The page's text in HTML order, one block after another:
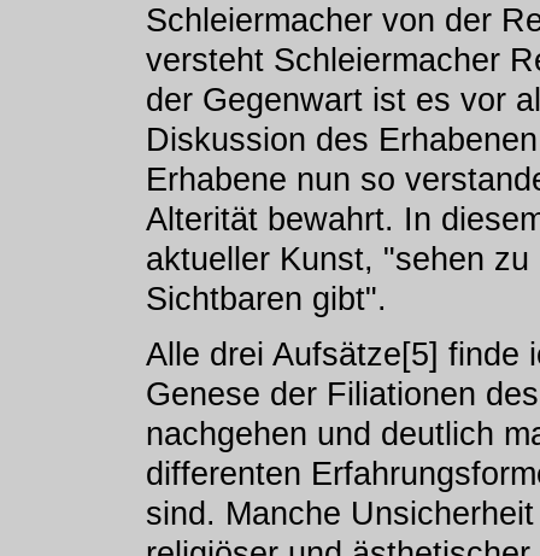
Schleiermacher von der
versteht Schleiermacher
der Gegenwart ist es vor
Diskussion des
Erhabene nun so
Alterität bewahrt. In
aktueller Kunst, "sehen
Sichtbaren gibt".
Alle drei Aufsätze[5] finde
Genese der Filiationen
nachgehen und deutlich
differenten
sind. Manche